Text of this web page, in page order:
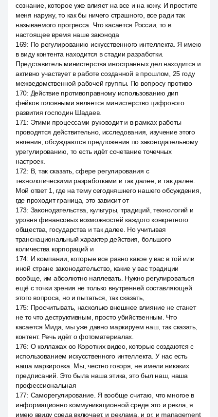
сознание, которое уже влияет на все и на кожу. И простите
меня наружу, то как бы ничего страшного, все ради так
называемого прогресса. Что касается России, то в
настоящее время наше законода
169: По регулированию искусственного интеллекта. Я имею
в виду контента находится в стадии разработки.
Представитель министерства иностранных дел находится и
активно участвует в работе созданной в прошлом, 25 году
межведомственной рабочей группы. По вопросу противо
170: Действие противоправному использованию дип
фейков головными является министерство цифрового
развития господин Шадаев.
171 : Этими процессами руководит и в рамках работы
проводятся действительно, исследования, изучение этого
явления, обсуждаются предложения по законодательному
урегулированию, то есть идёт сочетание точечных
настроек.
172: В, так сказать, сфере регулирования с
технологическими разработками и так далее, и так далее.
Мой ответ 1, где на тему сегодняшнего нашего обсуждения,
где проходит граница, это зависит от
173: Законодательства, культуры, традиций, технологий и
уровня финансовых возможностей каждого конкретного
общества, государства и так далее. Но учитывая
транснациональный характер действия, большого
количества корпораций и
174: И компании, которые все равно какое у вас в той или
иной стране законодательство, какие у вас традиции
вообще, им абсолютно наплевать. Нужно регулироваться
ещё с точки зрения не только внутренней составляющей
этого вопроса, но и пытаться, так сказать,
175: Просчитывать, насколько внешнее влияние не станет
не то что деструктивным, просто убийственным. Что
касается Мида, мы уже давно маркируем наш, так сказать,
контент. Речь идёт о фотоматериалах.
176: О коллажах оо Коротких видео, которые создаются с
использованием искусственного интеллекта. У нас есть
наша маркировка. Мы, честно говоря, не имели никаких
предписаний. Это была наша этика, это был наш, наша
профессиональная
177: Саморегулирование. Я вообще считаю, что многое в
информационно коммуникационной среде это и рекла, я
имею ввиду среда включает, и реклама, и pr, и management